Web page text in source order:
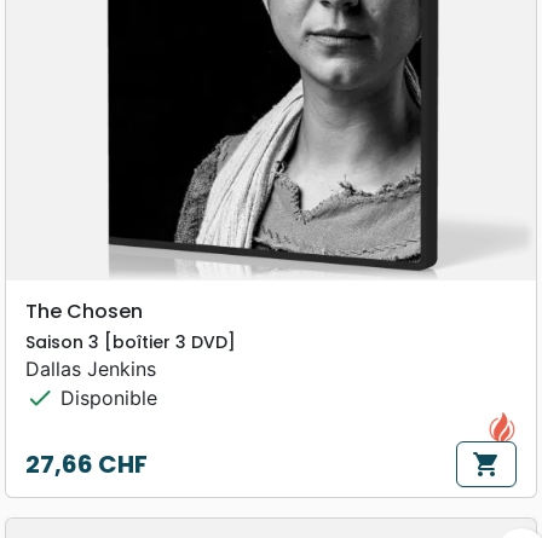
The Chosen
Saison 3 [boîtier 3 DVD]
Dallas Jenkins
check Disponible
Prix
27,66 CHF shopping_cart